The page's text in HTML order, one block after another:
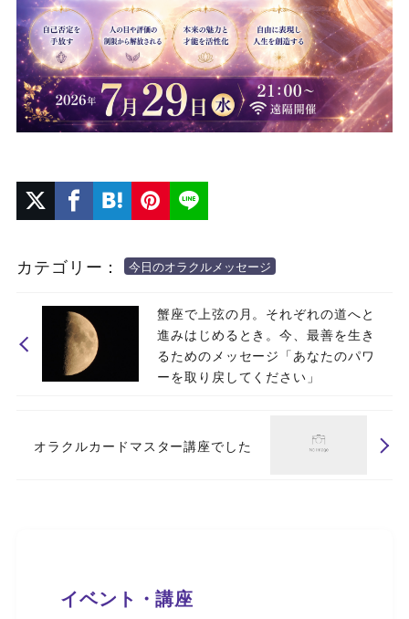
カテゴリー： 今日のオラクルメッセージ
蟹座で上弦の月。それぞれの道へと
進みはじめるとき。今、最善を生き
るためのメッセージ「あなたのパワ
ーを取り戻してください」
オラクルカードマスター講座でした
イベント・講座